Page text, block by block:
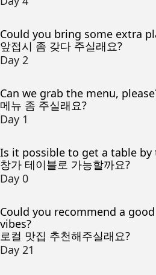
Could you bring some extra
앞접시 좀 갖다 주실래요?
Day 2
Can we grab the menu,
메뉴 좀 주실래요?
Day 1
Is it possible to get a table by
창가 테이블로 가능할까요?
Day 0
Could you recommend a
vibes?
로컬 맛집 추천해주실래요?
Day 21